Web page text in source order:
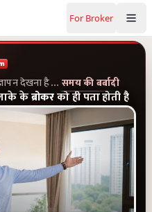
For Broker
Noida West — mobile-
देखना है… समय की बर्बादी
केब्रोकरको ही पता होती है
देखना है...समय की बर्बादी